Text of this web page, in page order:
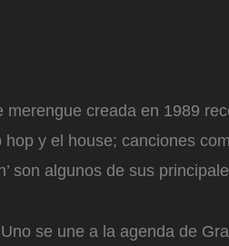
creada en 1989
y el house; canciones
son algunos de sus
se une a la agenda de